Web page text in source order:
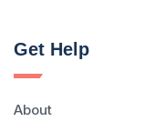
Get Help
About